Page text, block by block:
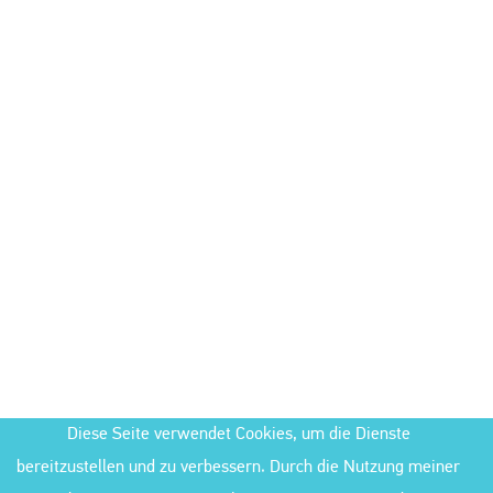
Diese Seite verwendet Cookies, um die Dienste
bereitzustellen und zu verbessern. Durch die Nutzung meiner